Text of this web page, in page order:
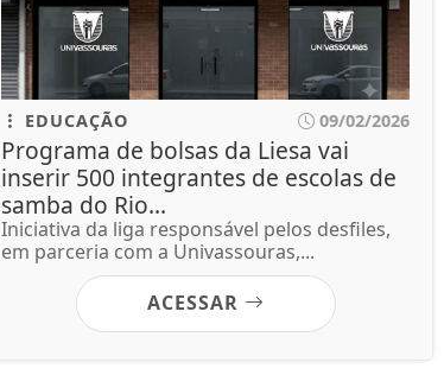
EDUCAÇÃO 09/02/2026
Programa de bolsas da Liesa vai
inserir 500 integrantes de escolas de
samba do Rio...
Iniciativa da liga responsável pelos desfiles,
em parceria com a Univassouras,...
ACESSAR